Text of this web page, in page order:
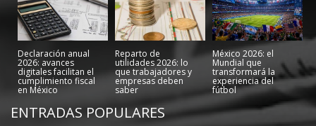
Declaración anual
2026: avances
digitales facilitan el
cumplimiento fiscal
en México
Reparto de
utilidades 2026: lo
que trabajadores y
empresas deben
saber
México 2026: el
Mundial que
transformará la
experiencia del
fútbol
ENTRADAS POPULARES